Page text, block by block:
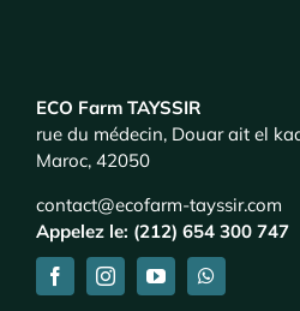
ECO Farm TAYSSIR
rue du médecin, Douar ait el
Maroc, 42050
contact@ecofarm-tayssir.com
Appelez le: (212) 654 300 747